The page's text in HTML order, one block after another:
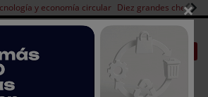
y economía circular Diez grandes chefs
| CANAL EMPLEO Login empresas Registro
×